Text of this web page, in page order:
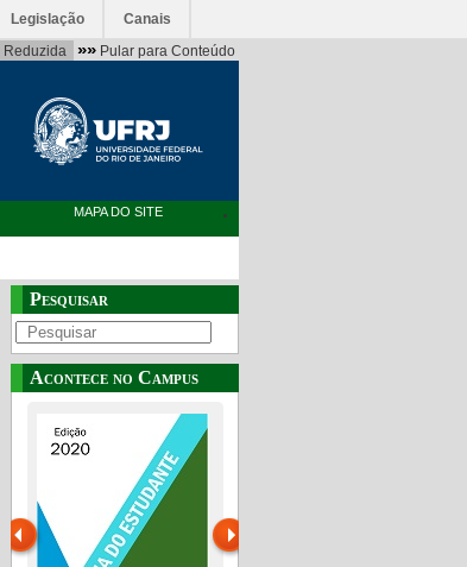
Legislação Canais
Reduzida »» Pular para Conteúdo
MAPA DO SITE
Pesquisar
Acontece no Campus